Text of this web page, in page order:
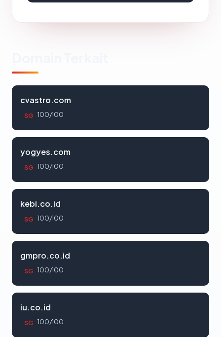
cvastro.com
SG 100/100
yogyes.com
SG 100/100
kebi.co.id
SG 100/100
gmpro.co.id
SG 100/100
iu.co.id
SG 100/100